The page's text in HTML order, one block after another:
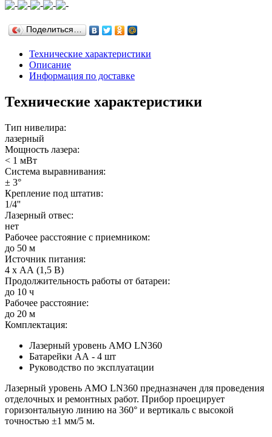
Поделиться…
Технические характеристики
Описание
Информация по доставке
Технические характеристики
Тип нивелира:
лазерный
Мощность лазера:
< 1 мВт
Система выравнивания:
± 3°
Крепление под штатив:
1/4''
Лазерный отвес:
нет
Рабочее расстояние с приемником:
до 50 м
Источник питания:
4 х АА (1,5 В)
Продолжительность работы от батареи:
до 10 ч
Рабочее расстояние:
до 20 м
Комплектация:
Лазерный уровень AMO LN360
Батарейки АА - 4 шт
Руководство по эксплуатации
Лазерный уровень AMO LN360 предназначен для проведения
отделочных и ремонтных работ. Прибор проецирует
горизонтальную линию на 360° и вертикаль с высокой
точностью ±1 мм/5 м.